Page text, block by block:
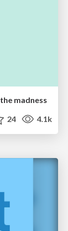
madness
24 4.1k